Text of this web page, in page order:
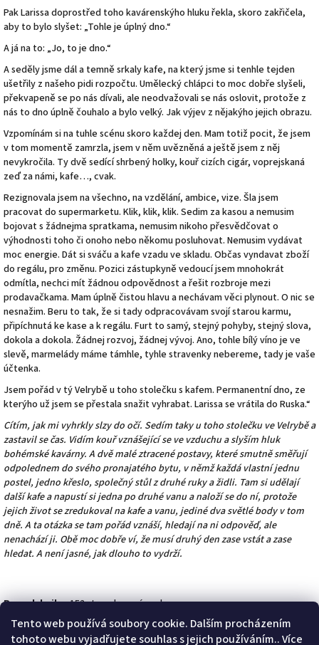
Tento web používá soubory cookie. Dalším procházením
tohoto webu vyjadřujete souhlas s jejich používáním.. Více
Pak Larissa doprostřed toho kavárenskýho hluku řekla, skoro zakřičela,
aby to bylo slyšet: „Tohle je úplný dno.“
A já na to: „Jo, to je dno.“
A seděly jsme dál a temně srkaly kafe, na který jsme si tenhle tejden
ušetřily z našeho pidi rozpočtu. Umělecký chlápci to moc dobře slyšeli,
překvapeně se po nás dívali, ale neodvažovali se nás oslovit, protože z
nás to dno úplně čouhalo a bylo velký. Jak výjev z nějakýho jejich obrazu.
Vzpomínám si na tuhle scénu skoro každej den. Mam totiž pocit, že jsem
v tom momentě zamrzla, jsem v něm uvězněná a ještě jsem z něj
nevykročila. Ty dvě sedící shrbený holky, kouř cizích cigár, voprejskaná
zeď za námi, kafe…, cvak.
Rezignovala jsem na všechno, na vzdělání, ambice, vize. Šla jsem
pracovat do supermarketu. Klik, klik, klik. Sedim za kasou a nemusim
bojovat s žádnejma spratkama, nemusim nikoho přesvědčovat o
výhodnosti toho či onoho nebo někomu posluhovat. Nemusim vydávat
moc energie. Dát si sváču a kafe vzadu ve skladu. Občas vyndavat zboží
do regálu, pro změnu. Pozici zástupkyně vedoucí jsem mnohokrát
odmítla, nechci mít žádnou odpovědnost a řešit rozbroje mezi
prodavačkama. Mam úplně čistou hlavu a nechávam věci plynout. O nic se
nesnažim. Beru to tak, že si tady odpracovávam svojí starou karmu,
připíchnutá ke kase a k regálu. Furt to samý, stejný pohyby, stejný slova,
dokola a dokola. Žádnej rozvoj, žádnej vývoj. Ano, tohle bílý víno je ve
slevě, marmelády máme támhle, tyhle stravenky nebereme, tady je vaše
účtenka.
Jsem pořád v tý Velrybě u toho stolečku s kafem. Permanentní dno, ze
kterýho už jsem se přestala snažit vyhrabat. Larissa se vrátila do Ruska.“
Cítím, jak mi vyhrkly slzy do očí. Sedím taky u toho stolečku ve Velrybě a
zastavil se čas. Vidím kouř vznášející se ve vzduchu a slyším hluk
bohémské kavárny. A dvě malé ztracené postavy, které smutně směřují
odpolednem do svého pronajatého bytu, v němž každá vlastní jednu
postel, jedno křeslo, společný stůl z druhé ruky a židli. Tam si udělají
další kafe a napustí si jedna po druhé vanu a naloží se do ní, protože
jejich život se zredukoval na kafe a vanu, jediné dva světlé body v tom
dně. A ta otázka se tam pořád vznáší, hledají na ni odpověď, ale
nenachází ji. Obě moc dobře ví, že musí druhý den zase vstát a zase
hledat. A není jasné, jak dlouho to vydrží.
Rozsah knihy:152 stran, lepená vazba
ISBN 978-80-907487-2-9